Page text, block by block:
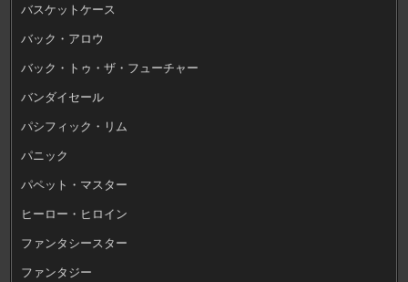
バスケットケース
バック・アロウ
バック・トゥ・ザ・フューチャー
バンダイセール
パシフィック・リム
パニック
パペット・マスター
ヒーロー・ヒロイン
ファンタシースター
ファンタジー